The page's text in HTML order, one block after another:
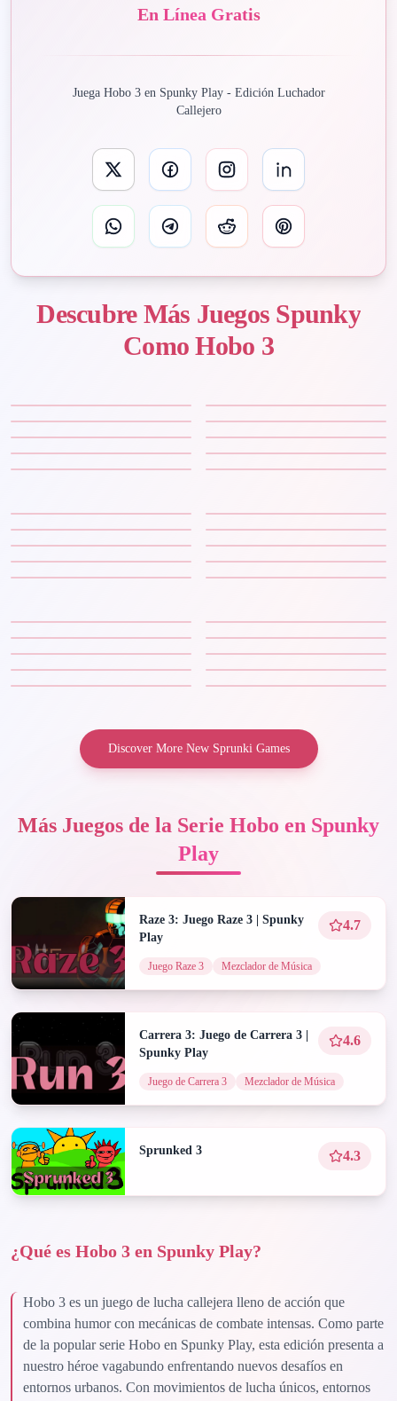
En Línea Gratis
Juega Hobo 3 en Spunky Play - Edición Luchador
Callejero
Descubre Más Juegos Spunky
Como Hobo 3
Discover More New Sprunki Games
Más Juegos de la Serie Hobo en Spunky
Play
Raze 3: Juego Raze 3 | Spunky
Play
4.7
Juego Raze 3 Mezclador de Música
Carrera 3: Juego de Carrera 3 |
Spunky Play
4.6
Juego de Carrera 3 Mezclador de Música
Sprunked 3 4.3
¿Qué es Hobo 3 en Spunky Play?
Hobo 3 es un juego de lucha callejera lleno de acción que
combina humor con mecánicas de combate intensas. Como parte
de la popular serie Hobo en Spunky Play, esta edición presenta a
nuestro héroe vagabundo enfrentando nuevos desafíos en
entornos urbanos. Con movimientos de lucha únicos, entornos